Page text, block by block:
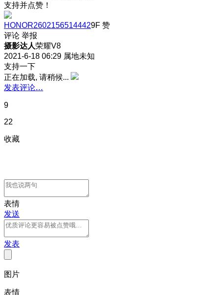
支持并点赞！
HONOR26021565144429F 赞
评论 举报
摄影达人荣耀V8
2021-6-18 06:29 属地未知
支持一下
正在加载, 请稍候...
发表评论…
9
22
收藏
表情
发送
发表
图片
表情